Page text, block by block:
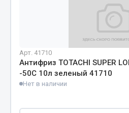
Соединительные
Адаптеры и переходники
Арт. 41710
Антифриз TOTACHI SUPER
-50С 10л зеленый 41710
Нет в наличии